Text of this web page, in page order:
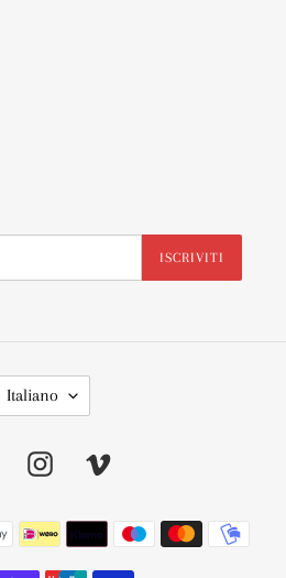
ISCRIVITI
Italiano
FacebookInstagramVimeo
Metodi
di
pagamento